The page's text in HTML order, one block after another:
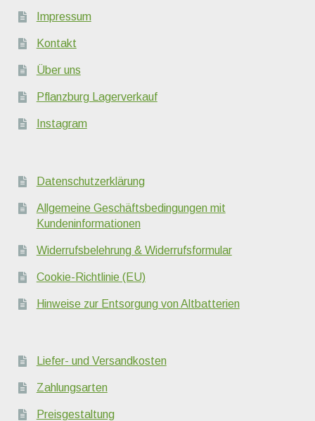
Impressum
Kontakt
Über uns
Pflanzburg Lagerverkauf
Instagram
Datenschutzerklärung
Allgemeine Geschäftsbedingungen mit
Kundeninformationen
Widerrufsbelehrung & Widerrufsformular
Cookie-Richtlinie (EU)
Hinweise zur Entsorgung von Altbatterien
Liefer- und Versandkosten
Zahlungsarten
Preisgestaltung